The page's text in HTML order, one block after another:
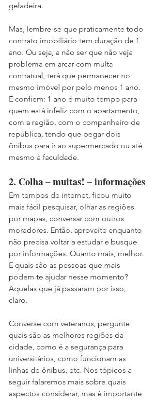
geladeira.
Mas, lembre-se que praticamente todo
contrato imobiliário tem duração de 1
ano. Ou seja, a não ser que não veja
problema em arcar com multa
contratual, terá que permanecer no
mesmo imóvel por pelo menos 1 ano.
E confiem: 1 ano é muito tempo para
quem está infeliz com o apartamento,
com a região, com o companheiro de
república, tendo que pegar dois
ônibus para ir ao supermercado ou até
mesmo à faculdade.
2. Colha – muitas! – informações
Em tempos de internet, ficou muito
mais fácil pesquisar, olhar as regiões
por mapas, conversar com outros
moradores. Então, aproveite enquanto
não precisa voltar a estudar e busque
por informações. Quanto mais, melhor.
E quais são as pessoas que mais
podem te ajudar nesse momento?
Aquelas que já passaram por isso,
claro.
Converse com veteranos, pergunte
quais são as melhores regiões da
cidade, como é a segurança para
universitários, como funcionam as
linhas de ônibus, etc. Nos tópicos a
seguir falaremos mais sobre quais
aspectos considerar, mas é importante